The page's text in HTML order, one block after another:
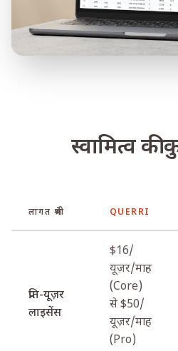
स्वामित्व
लागत श्रेणी QUERRI
प्रति-यूज़र
लाइसेंस
$16/
यूज़र/माह
(Core)
से $50/
यूज़र/माह
(Pro)